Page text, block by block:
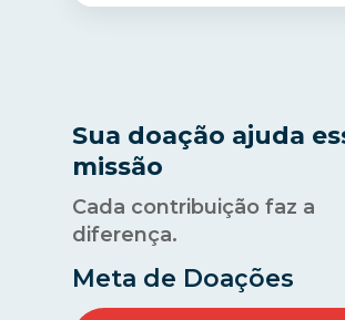
Sua doação ajuda
missão
Cada contribuição faz a
diferença.
Meta de Doações